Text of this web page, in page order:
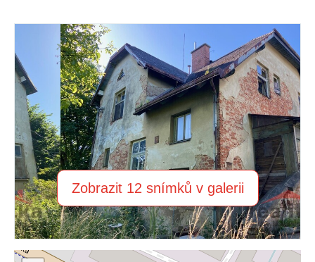
Zobrazit 12 snímků v galerii